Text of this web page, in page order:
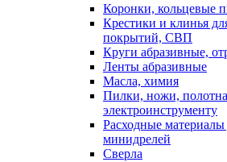
Коронки, кольцевые
Крестики и клинья
покрытий, СВП
Круги абразивные,
Ленты абразивные
Масла, химия
Пилки, ножи,
электроинструменту
Расходные
минидрелей
Сверла